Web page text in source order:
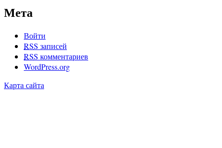
Мета
Войти
RSS записей
RSS комментариев
WordPress.org
Карта сайта